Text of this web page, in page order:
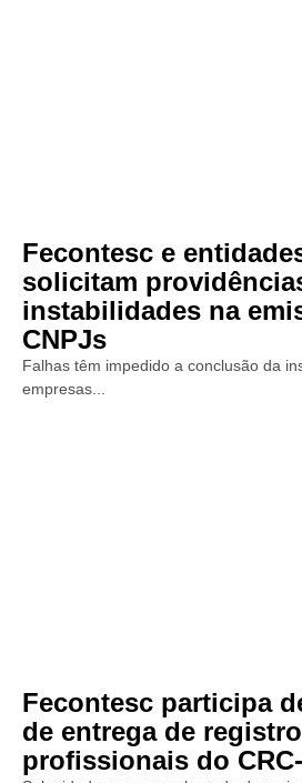
Fecontesc e
solicitam
instabilidades na
CNPJs
Falhas têm impedido a conclusão da
empresas...
Fecontesc participa
de entrega de
profissionais do